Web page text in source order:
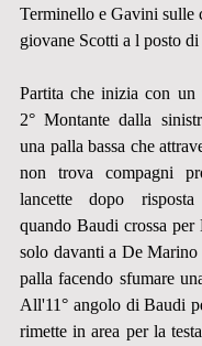
Terminello e Gavini sulle
giovane Scotti a l posto
Partita che inizia con
2° Montante dalla
una palla bassa che
non trova compagni
lancette dopo risposta
quando Baudi crossa
solo davanti a De
palla facendo sfumare
All'11° angolo di Baudi
rimette in area per la